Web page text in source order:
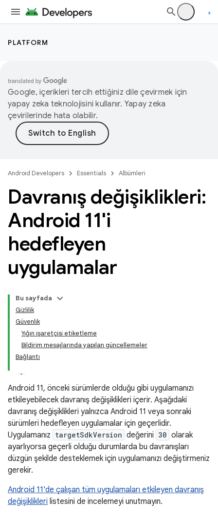
PLATFORM
Google, içerikleri tercih ettiğiniz dile çevirmek için
yapay zeka teknolojisini kullanır. Yapay zeka
çevirilerinde hata olabilir.
Android Developers Essentials Albümleri
Davranış değişiklikleri:
Android 11'i
hedefleyen
uygulamalar
Bu sayfada
Gizlilik
Güvenlik
Yığın işaretçisi etiketleme
Bildirim mesajlarında yapılan güncellemeler
Bağlantı
Android 11, önceki sürümlerde olduğu gibi uygulamanızı
etkileyebilecek davranış değişiklikleri içerir. Aşağıdaki
davranış değişiklikleri yalnızca Android 11 veya sonraki
sürümleri hedefleyen uygulamalar için geçerlidir.
Uygulamanız targetSdkVersion değerini 30 olarak
ayarlıyorsa geçerli olduğu durumlarda bu davranışları
düzgün şekilde desteklemek için uygulamanızı değiştirmeniz
gerekir.
Android 11'de çalışan tüm uygulamaları etkileyen davranış
değişiklikleri listesini de incelemeyi unutmayın.